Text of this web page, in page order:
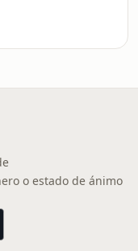
o estado de ánimo